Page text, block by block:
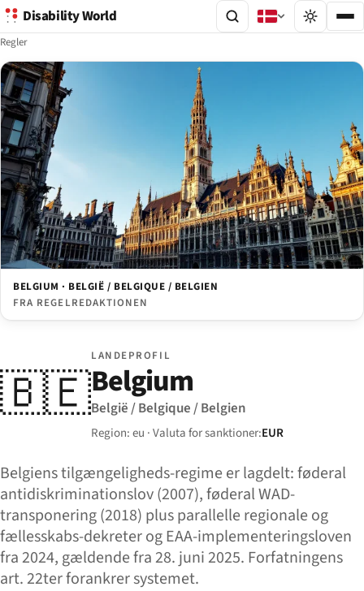
Disability World
Regler
BELGIUM · BELGIË / BELGIQUE / BELGIEN
FRA REGELREDAKTIONEN
🇧🇪
LANDEPROFIL
Belgium
België / Belgique / Belgien
Region: eu · Valuta for sanktioner:EUR
Belgiens tilgængeligheds-regime er lagdelt: føderal
antidiskriminationslov (2007), føderal WAD-
transponering (2018) plus parallelle regionale og
fællesskabs-dekreter og EAA-implementeringsloven
fra 2024, gældende fra 28. juni 2025. Forfatningens
art. 22ter forankrer systemet.